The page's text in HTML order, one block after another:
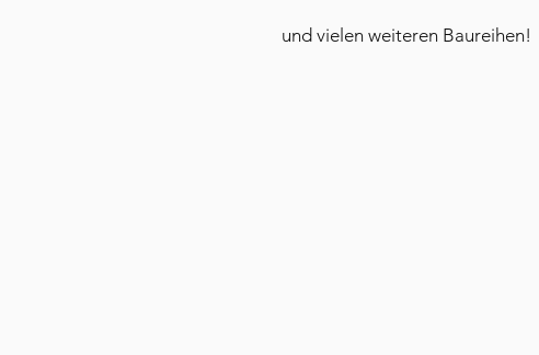
und vielen weiteren Baureihen!